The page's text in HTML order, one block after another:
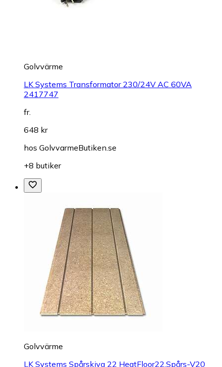
Golvvärme
LK Systems Transformator 230/24V AC 60VA
2417747
fr.
648 kr
hos GolvvarmeButiken.se
+8 butiker
Golvvärme
LK Systems Spårskiva 22 HeatFloor22,Spårs-V20